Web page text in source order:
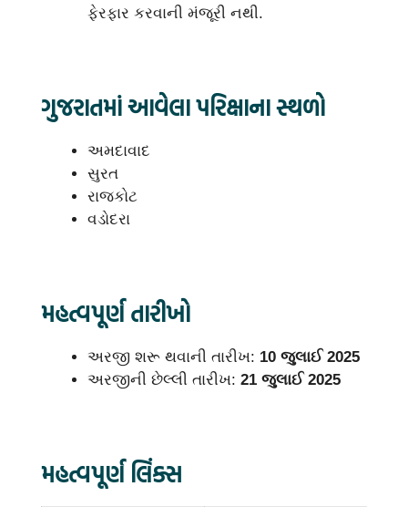
ફેરફાર કરવાની મંજૂરી નથી.
ગુજરાતમાં આવેલા પરિક્ષાના સ્થળો
અમદાવાદ
સુરત
રાજકોટ
વડોદરા
મહત્વપૂર્ણ તારીખો
અરજી શરૂ થવાની તારીખ: 10 જુલાઈ 2025
અરજીની છેલ્લી તારીખ: 21 જુલાઈ 2025
મહત્વપૂર્ણ લિંક્સ